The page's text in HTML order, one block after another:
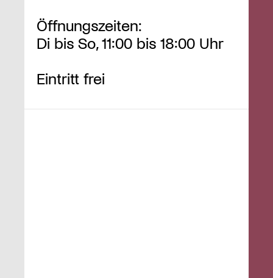
Öffnungszeiten:
Di bis So, 11:00 bis 18:00 Uhr
Eintritt frei